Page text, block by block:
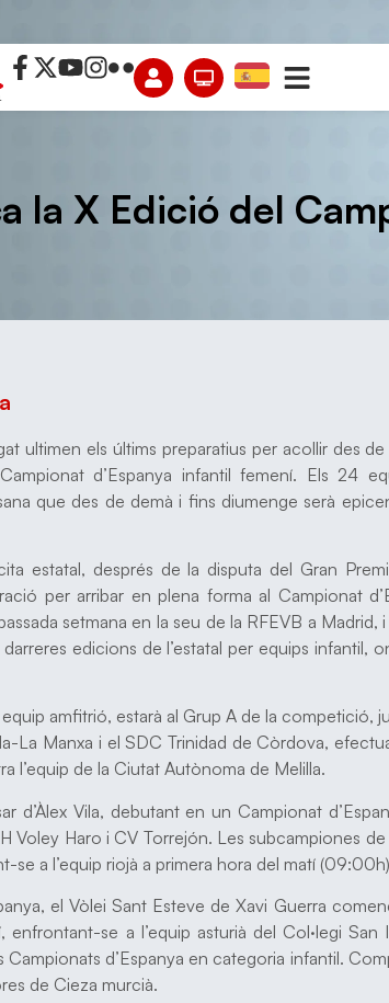
la X Edició del
ultimen els últims preparatius per acollir des
d’Espanya infantil femení. Els 24
que des de demà i fins diumenge serà
estatal, després de la disputa del Gran
per arribar en plena forma al Campionat
setmana en la seu de la RFEVB a Madrid, i
edicions de l’estatal per equips infantil,
amfitrió, estarà al Grup A de la competició,
La Manxa i el SDC Trinidad de Còrdova,
l’equip de la Ciutat Autònoma de Melilla.
d’Àlex Vila, debutant en un Campionat
Voley Haro i CV Torrejón. Les subcampiones
se a l’equip riojà a primera hora del matí
el Vòlei Sant Esteve de Xavi Guerra
enfrontant-se a l’equip asturià del Col·legi San
Campionats d’Espanya en categoria infantil.
de Cieza murcià.